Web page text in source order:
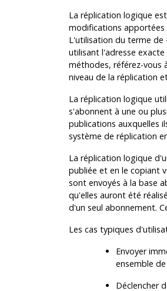
La réplication logique
modifications apportées
L'utilisation du terme de
utilisant l'adresse
méthodes, référez-vous
niveau de la réplication
La réplication logique
s'abonnent à une ou
publications auxquelles
système de réplication
La réplication logique
publiée et en le copiant
sont envoyés à la base
qu'elles auront été
d'un seul abonnement.
Les cas typiques
Envoyer
ensemble
Déclencher